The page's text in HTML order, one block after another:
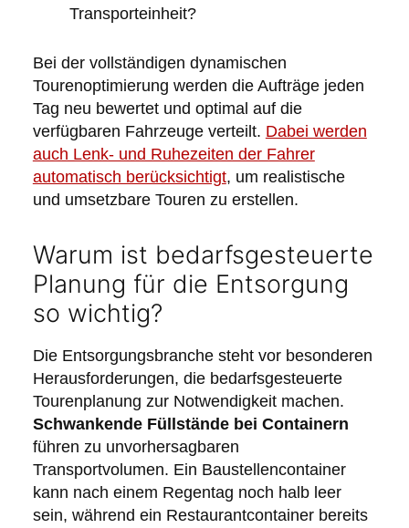
Transporteinheit?
Bei der vollständigen dynamischen
Tourenoptimierung werden die Aufträge jeden
Tag neu bewertet und optimal auf die
verfügbaren Fahrzeuge verteilt. Dabei werden
auch Lenk- und Ruhezeiten der Fahrer
automatisch berücksichtigt, um realistische
und umsetzbare Touren zu erstellen.
Warum ist bedarfsgesteuerte
Planung für die Entsorgung
so wichtig?
Die Entsorgungsbranche steht vor besonderen
Herausforderungen, die bedarfsgesteuerte
Tourenplanung zur Notwendigkeit machen.
Schwankende Füllstände bei Containern
führen zu unvorhersagbaren
Transportvolumen. Ein Baustellencontainer
kann nach einem Regentag noch halb leer
sein, während ein Restaurantcontainer bereits